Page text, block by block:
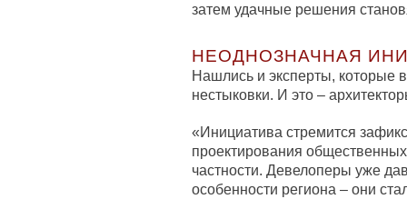
затем удачные решения
НЕОДНОЗНАЧНАЯ
Нашлись и эксперты, которые
нестыковки. И это –
«Инициатива стремится
проектирования
частности. Девелоперы уже
особенности региона – они